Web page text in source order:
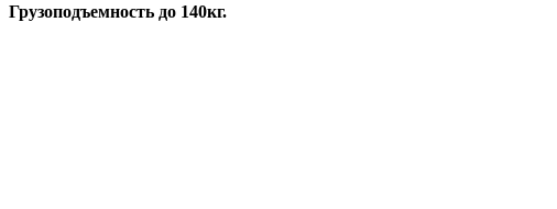
Грузоподъемность до 140кг.